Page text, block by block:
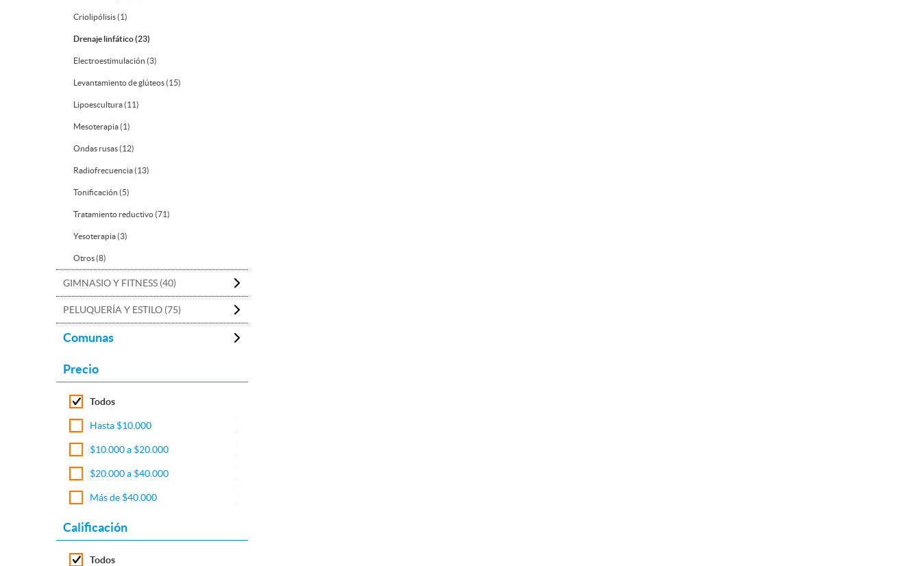
Criolipólisis (1)
Drenaje linfático (23)
Electroestimulación (3)
Levantamiento de glúteos (15)
Lipoescultura (11)
Mesoterapia (1)
Ondas rusas (12)
Radiofrecuencia (13)
Tonificación (5)
Tratamiento reductivo (71)
Yesoterapia (3)
Otros (8)
GIMNASIO Y FITNESS (40)
PELUQUERÍA Y ESTILO (75)
Comunas
Precio
Todos
Hasta $10.000
$10.000 a $20.000
$20.000 a $40.000
Más de $40.000
Calificación
Todos